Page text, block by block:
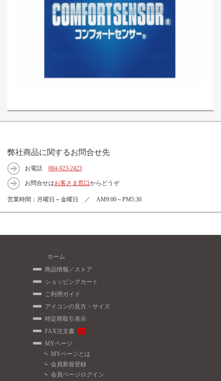
弊社商品に関するお問合せ先
お電話 084-923-2423
お問合せはお客さま窓口からどうぞ
営業時間：月曜日～金曜日 ／ AM9:00～PM5:30
ホーム
商品情報／ストア
ショッピングカート
ご利用ガイド
アイコンの見方・サイズ
特定商取引表示
FAX注文書
MYページ
MYページとは
会員新規登録
会員ページログイン